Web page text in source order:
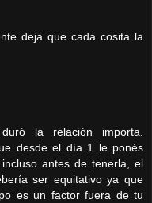
deja que cada cosita la
la relación importa.
desde el día 1 le ponés
antes de tenerla, el
ser equitativo ya que
es un factor fuera de tu